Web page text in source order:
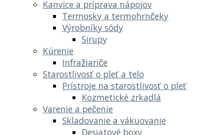
Kanvice a príprava nápojov
Termosky a termohrnčeky
Výrobníky sódy
Sirupy
Kúrenie
Infražiariče
Starostlivosť o pleť a telo
Prístroje na starostlivosť o pleť
Kozmetické zrkadlá
Varenie a pečenie
Skladovanie a vákuovanie
Desiatové boxy